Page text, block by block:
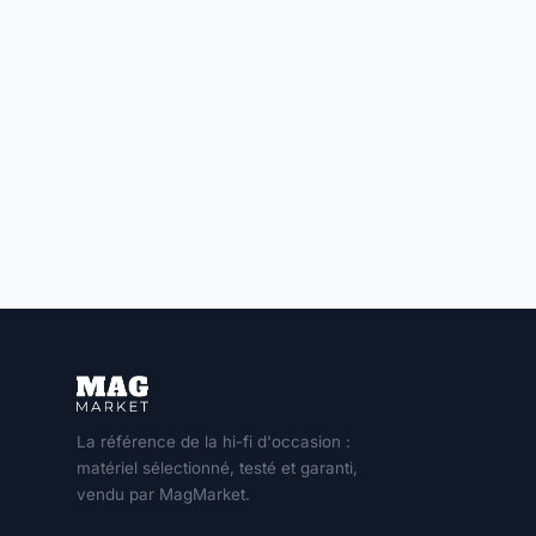
La référence de la hi-fi d'occasion :
matériel sélectionné, testé et garanti,
vendu par MagMarket.